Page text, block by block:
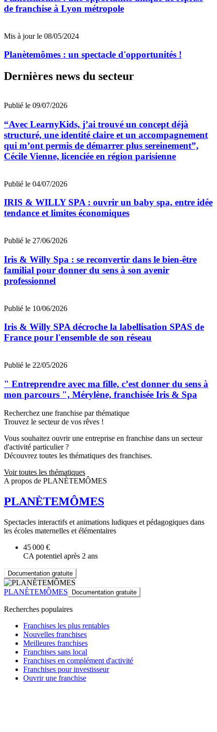
de franchise à Lyon métropole
Mis à jour le 08/05/2024
Planètemômes : un spectacle d'opportunités !
Dernières news du secteur
Publié le 09/07/2026
“Avec LearnyKids, j’ai trouvé un concept déjà
structuré, une identité claire et un accompagnement
qui m’ont permis de démarrer plus sereinement”,
Cécile Vienne, licenciée en région parisienne
Publié le 04/07/2026
IRIS & WILLY SPA : ouvrir un baby spa, entre idée
tendance et limites économiques
Publié le 27/06/2026
Iris & Willy Spa : se reconvertir dans le bien-être
familial pour donner du sens à son avenir
professionnel
Publié le 10/06/2026
Iris & Willy SPA décroche la labellisation SPAS de
France pour l'ensemble de son réseau
Publié le 22/05/2026
" Entreprendre avec ma fille, c’est donner du sens à
mon parcours ", Mérylène, franchisée Iris & Spa
Recherchez une franchise par thématique
Trouvez le secteur de vos rêves !
Vous souhaitez ouvrir une entreprise en franchise dans un secteur
d'activité particulier ?
Découvrez toutes les thématiques des franchises.
Voir toutes les thématiques
A propos de PLANÈTEMÔMES
PLANÈTEMÔMES
Spectacles interactifs et animations ludiques et pédagogiques dans
les écoles maternelles et élémentaires
45 000 €
CA potentiel après 2 ans
Documentation gratuite
PLANÈTEMÔMES Documentation gratuite
Recherches populaires
Franchises les plus rentables
Nouvelles franchises
Meilleures franchises
Franchises sans local
Franchises en complément d'activité
Franchises pour investisseur
Ouvrir une franchise